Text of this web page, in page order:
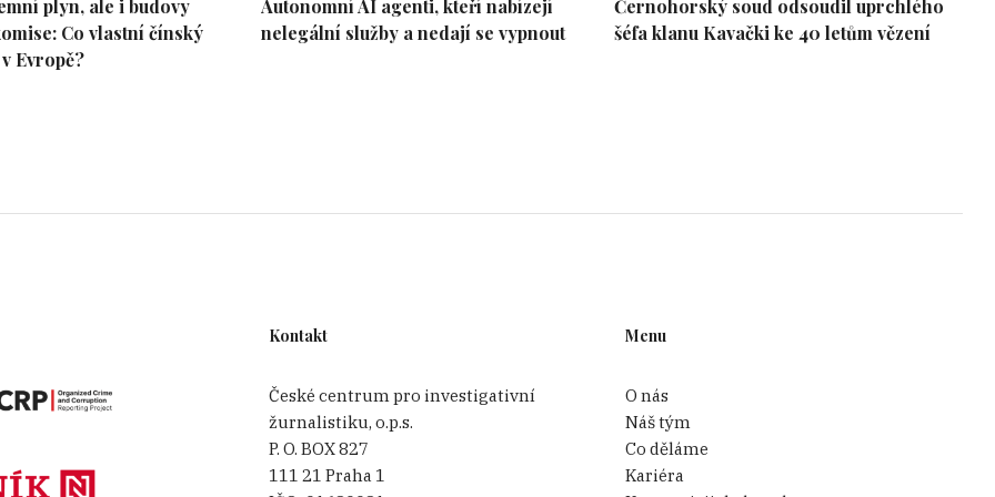
na poplatcích za vytváření a používání skořápkových společností. Navíc
účetní a nejrůznější asistenty. Například vláda Mauricia uvedla, že kdyby
v daňovém ráji. Tyto společnosti obvykle existují pouze na papíře, bez
nemusí být nelegální, záleží na tom, k čemu jsou využívány a kde byly
právníka, jistě vám poradí, kdy ještě dodržujete zákon a co už je
„přes čáru
plyn, ale i budovy
Co vlastní čínský
Evropě?
Autonomní AI agenti, kteří nabízejí
nelegální služby a nedají se vypnout
Černohorský soud odsoudil uprchlého
šéfa klanu Kavački ke 40 letům vězení
Kontakt
České centrum pro investigativní
žurnalistiku, o.p.s.
P. O. BOX 827
111 21 Praha 1
Menu
O nás
Náš tým
Co děláme
Kariéra